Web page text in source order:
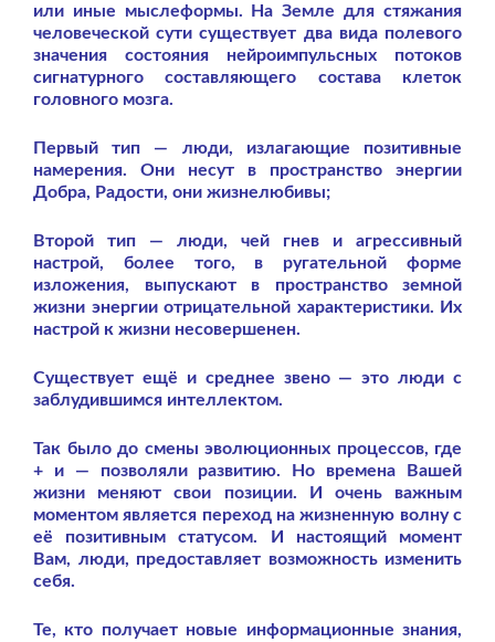
или иные мыслеформы. На Земле для стяжания
человеческой сути существует два вида полевого
значения состояния нейроимпульсных потоков
сигнатурного составляющего состава клеток
головного мозга.
Первый тип — люди, излагающие позитивные
намерения. Они несут в пространство энергии
Добра, Радости, они жизнелюбивы;
Второй тип — люди, чей гнев и агрессивный
настрой, более того, в ругательной форме
изложения, выпускают в пространство земной
жизни энергии отрицательной характеристики. Их
настрой к жизни несовершенен.
Существует ещё и среднее звено — это люди с
заблудившимся интеллектом.
Так было до смены эволюционных процессов, где
+ и — позволяли развитию. Но времена Вашей
жизни меняют свои позиции. И очень важным
моментом является переход на жизненную волну с
её позитивным статусом. И настоящий момент
Вам, люди, предоставляет возможность изменить
себя.
Те, кто получает новые информационные знания,